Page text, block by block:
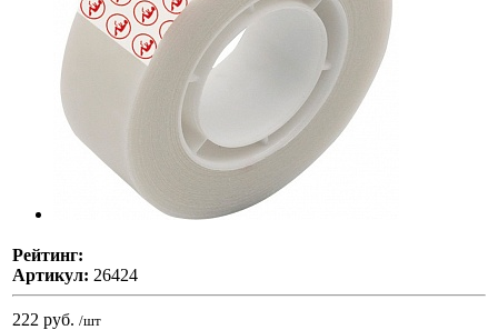
Рейтинг:
Артикул: 26424
222 руб. /шт